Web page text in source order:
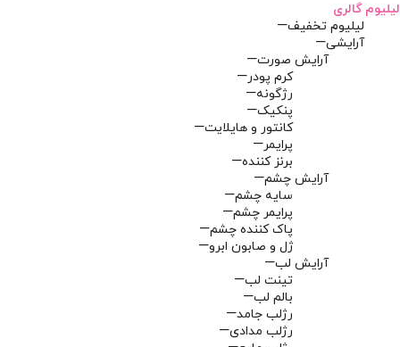
لیلیوم گالری
لیلیوم تخفیف
آرایشی
آرایش صورت
کرم پودر
رژگونه
پنکیک
کانتور و هایلایت
پرایمر
برنز کننده
آرایش چشم
سایه چشم
پرایمر چشم
پاک کننده چشم
ژل و صابون ابرو
آرایش لب
تینت لب
بالم لب
رژلب جامد
رژلب مدادی